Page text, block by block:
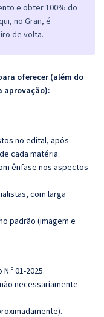
e obter 100% do
no Gran, é
de volta.
oferecer (além do
aprovação):
no edital, após
cada matéria.
ênfase nos aspectos
com larga
padrão (imagem e
01-2025.
necessariamente